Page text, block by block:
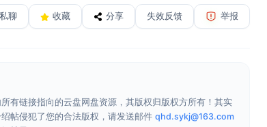
私聊 收藏 分享 失效反馈 举报
有链接指向的云盘网盘资源，其版权归版权方所有！其实
帖侵犯了您的合法版权，请发送邮件 qhd.sykj@163.com